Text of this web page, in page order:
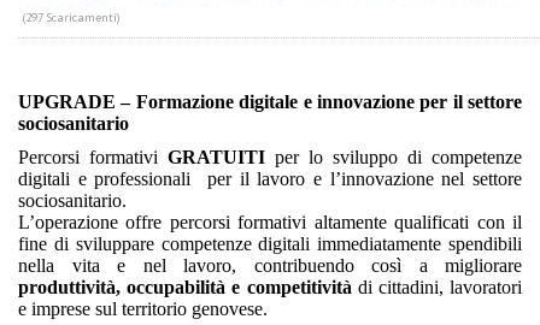
(297 Scaricamenti)
UPGRADE – Formazione digitale e innovazione per il settore
sociosanitario
Percorsi formativi GRATUITI per lo sviluppo di competenze
digitali e professionali
per il lavoro e l’innovazione nel settore
sociosanitario.
L’operazione offre percorsi formativi altamente qualificati con il
fine di sviluppare competenze digitali immediatamente spendibili
nella vita e nel lavoro, contribuendo così a migliorare
produttività, occupabilità e competitività di cittadini, lavoratori
e imprese sul territorio genovese.